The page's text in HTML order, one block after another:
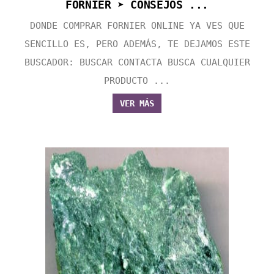
FORNIER ➤ CONSEJOS ...
DONDE COMPRAR FORNIER ONLINE YA VES QUE
SENCILLO ES, PERO ADEMÁS, TE DEJAMOS ESTE
BUSCADOR: BUSCAR CONTACTA BUSCA CUALQUIER
PRODUCTO ...
VER MÁS